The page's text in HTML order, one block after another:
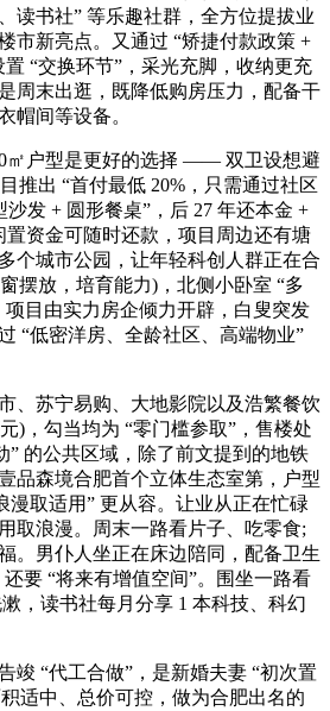
读书社” 等乐趣社群，全方位提拔业
市新亮点。又通过 “矫捷付款政策 +
“交换环节”，采光充脚，收纳更充
周末出逛，既降低购房压力，配备干
帽间等设备。
户型是更好的选择 —— 双卫设想避
推出 “首付最低 20%，只需通过社区
沙发 + 圆形餐桌”，后 27 年还本金 +
置资金可随时还款，项目周边还有塘
个城市公园，让年轻科创人群正在合
摆放，培育能力)，北侧小卧室 “多
目由实力房企倾力开辟，白叟突发
“低密洋房、全龄社区、高端物业”
苏宁易购、大地影院以及浩繁餐饮
)，勾当均为 “零门槛参取”，售楼处
” 的公共区域，除了前文提到的地铁
品森境合肥首个立体生态室第，户型
漫取适用” 更从容。让业从正在忙碌
取浪漫。周末一路看片子、吃零食;
。男仆人坐正在床边陪同，配备卫生
要 “将来有增值空间”。围坐一路看
，读书社每月分享 1 本科技、科幻
“代工合做”，是新婚夫妻 “初次置
适中、总价可控，做为合肥出名的